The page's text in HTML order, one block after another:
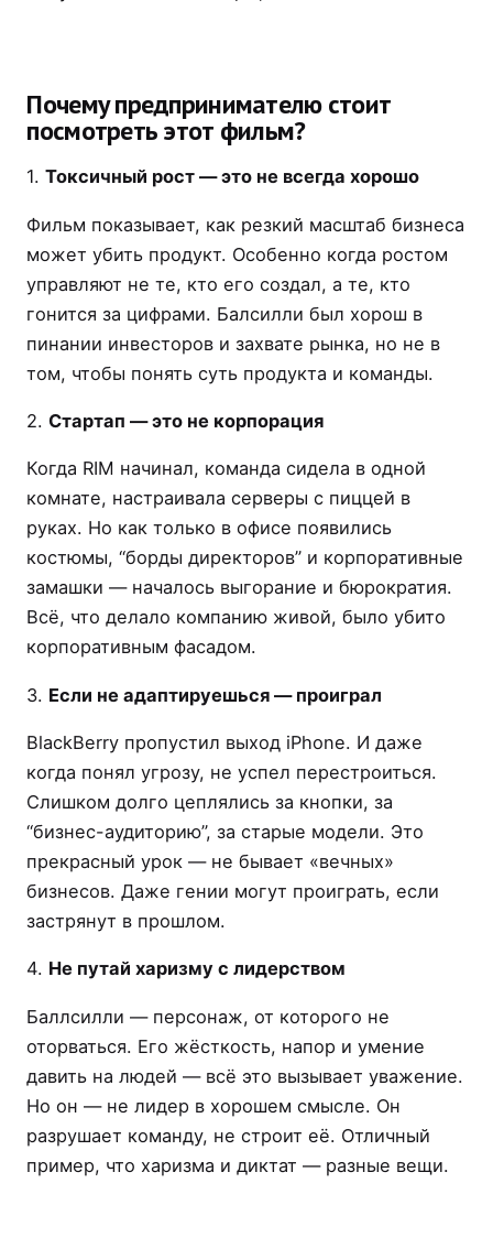
Почему предпринимателю стоит
посмотреть этот фильм?
1.Токсичный рост — это не всегда хорошо
Фильм показывает, как резкий масштаб бизнеса
может убить продукт. Особенно когда ростом
управляют не те, кто его создал, а те, кто
гонится за цифрами. Балсилли был хорош в
пинании инвесторов и захвате рынка, но не в
том, чтобы понять суть продукта и команды.
2.Стартап — это не корпорация
Когда RIM начинал, команда сидела в одной
комнате, настраивала серверы с пиццей в
руках. Но как только в офисе появились
костюмы, “борды директоров” и корпоративные
замашки — началось выгорание и бюрократия.
Всё, что делало компанию живой, было убито
корпоративным фасадом.
3. Если не адаптируешься — проиграл
BlackBerry пропустил выход iPhone. И даже
когда понял угрозу, не успел перестроиться.
Слишком долго цеплялись за кнопки, за
“бизнес-аудиторию”, за старые модели. Это
прекрасный урок — не бывает «вечных»
бизнесов. Даже гении могут проиграть, если
застрянут в прошлом.
4. Не путай харизму с лидерством
Баллсилли — персонаж, от которого не
оторваться. Его жёсткость, напор и умение
давить на людей — всё это вызывает уважение.
Но он — не лидер в хорошем смысле. Он
разрушает команду, не строит её. Отличный
пример, что харизма и диктат — разные вещи.